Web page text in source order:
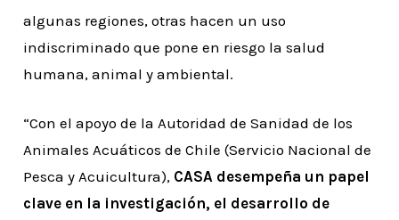
algunas regiones, otras hacen un uso
indiscriminado que pone en riesgo la salud
humana, animal y ambiental.
“Con el apoyo de la Autoridad de Sanidad de los
Animales Acuáticos de Chile (Servicio Nacional de
Pesca y Acuicultura), CASA desempeña un papel
clave en la investigación, el desarrollo de